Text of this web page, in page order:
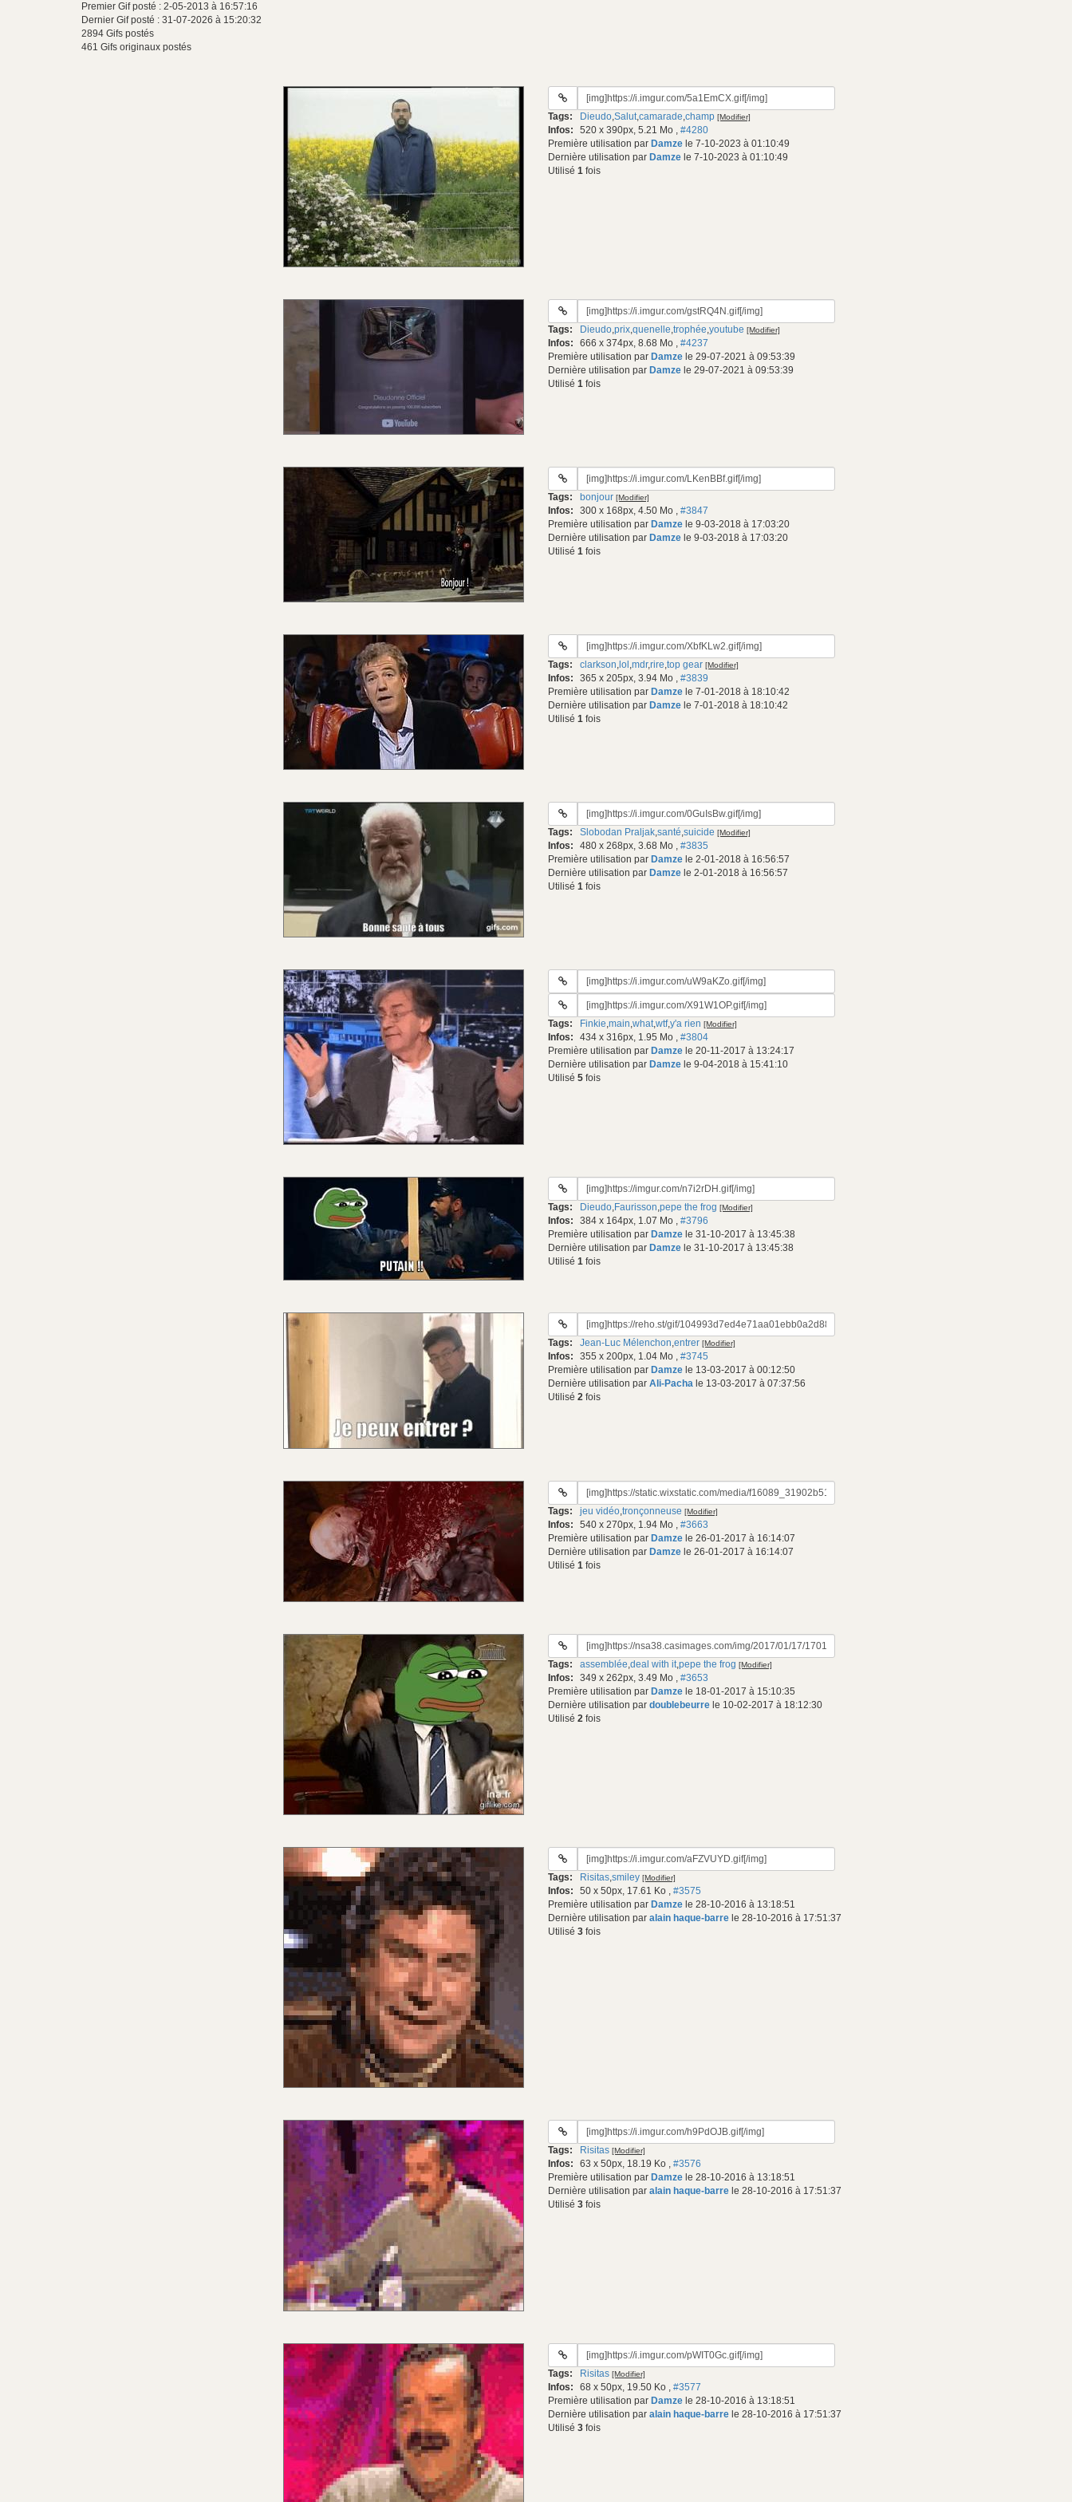
Premier Gif posté : 2-05-2013 à 16:57:16
Dernier Gif posté : 31-07-2026 à 15:20:32
2894 Gifs postés
461 Gifs originaux postés
URL
gif:
Tags: Dieudo,Salut,camarade,champ [Modifier]
Infos: 520 x 390px, 5.21 Mo , #4280
Première utilisation par Damze le 7-10-2023 à 01:10:49
Dernière utilisation par Damze le 7-10-2023 à 01:10:49
Utilisé 1 fois
URL
gif:
Tags: Dieudo,prix,quenelle,trophée,youtube [Modifier]
Infos: 666 x 374px, 8.68 Mo , #4237
Première utilisation par Damze le 29-07-2021 à 09:53:39
Dernière utilisation par Damze le 29-07-2021 à 09:53:39
Utilisé 1 fois
URL
gif:
Tags: bonjour [Modifier]
Infos: 300 x 168px, 4.50 Mo , #3847
Première utilisation par Damze le 9-03-2018 à 17:03:20
Dernière utilisation par Damze le 9-03-2018 à 17:03:20
Utilisé 1 fois
URL
gif:
Tags: clarkson, lol ,mdr,rire,top gear [Modifier]
Infos: 365 x 205px, 3.94 Mo , #3839
Première utilisation par Damze le 7-01-2018 à 18:10:42
Dernière utilisation par Damze le 7-01-2018 à 18:10:42
Utilisé 1 fois
URL
gif:
Tags: Slobodan Praljak,santé,suicide [Modifier]
Infos: 480 x 268px, 3.68 Mo , #3835
Première utilisation par Damze le 2-01-2018 à 16:56:57
Dernière utilisation par Damze le 2-01-2018 à 16:56:57
Utilisé 1 fois
URL
gif:
URL
du
gif:
Tags: Finkie,main,what,wtf,y'a rien [Modifier]
Infos: 434 x 316px, 1.95 Mo , #3804
Première utilisation par Damze le 20-11-2017 à 13:24:17
Dernière utilisation par Damze le 9-04-2018 à 15:41:10
Utilisé 5 fois
URL
gif:
Tags: Dieudo,Faurisson,pepe the frog [Modifier]
Infos: 384 x 164px, 1.07 Mo , #3796
Première utilisation par Damze le 31-10-2017 à 13:45:38
Dernière utilisation par Damze le 31-10-2017 à 13:45:38
Utilisé 1 fois
URL
gif:
Tags: Jean-Luc Mélenchon,entrer [Modifier]
Infos: 355 x 200px, 1.04 Mo , #3745
Première utilisation par Damze le 13-03-2017 à 00:12:50
Dernière utilisation par Ali-Pacha le 13-03-2017 à 07:37:56
Utilisé 2 fois
URL
gif:
Tags: jeu vidéo,tronçonneuse [Modifier]
Infos: 540 x 270px, 1.94 Mo , #3663
Première utilisation par Damze le 26-01-2017 à 16:14:07
Dernière utilisation par Damze le 26-01-2017 à 16:14:07
Utilisé 1 fois
URL
gif:
Tags: assemblée,deal with it,pepe the frog [Modifier]
Infos: 349 x 262px, 3.49 Mo , #3653
Première utilisation par Damze le 18-01-2017 à 15:10:35
Dernière utilisation par doublebeurre le 10-02-2017 à 18:12:30
Utilisé 2 fois
URL
gif:
Tags: Risitas,smiley [Modifier]
Infos: 50 x 50px, 17.61 Ko , #3575
Première utilisation par Damze le 28-10-2016 à 13:18:51
Dernière utilisation par alain haque-barre le 28-10-2016 à 17:51:37
Utilisé 3 fois
URL
gif:
Tags: Risitas [Modifier]
Infos: 63 x 50px, 18.19 Ko , #3576
Première utilisation par Damze le 28-10-2016 à 13:18:51
Dernière utilisation par alain haque-barre le 28-10-2016 à 17:51:37
Utilisé 3 fois
URL
gif:
Tags: Risitas [Modifier]
Infos: 68 x 50px, 19.50 Ko , #3577
Première utilisation par Damze le 28-10-2016 à 13:18:51
Dernière utilisation par alain haque-barre le 28-10-2016 à 17:51:37
Utilisé 3 fois